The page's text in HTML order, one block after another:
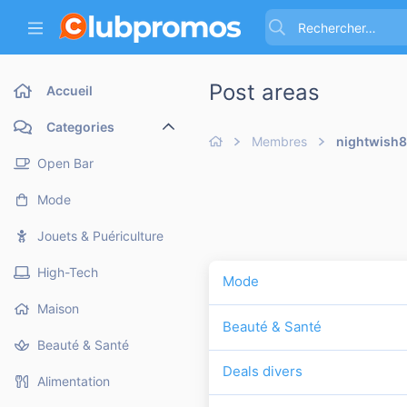
Accueil
Categories
Open Bar
Mode
Jouets & Puériculture
High-Tech
Maison
Beauté & Santé
Alimentation
Post areas
Membres
Mode
Beauté & Santé
Deals divers